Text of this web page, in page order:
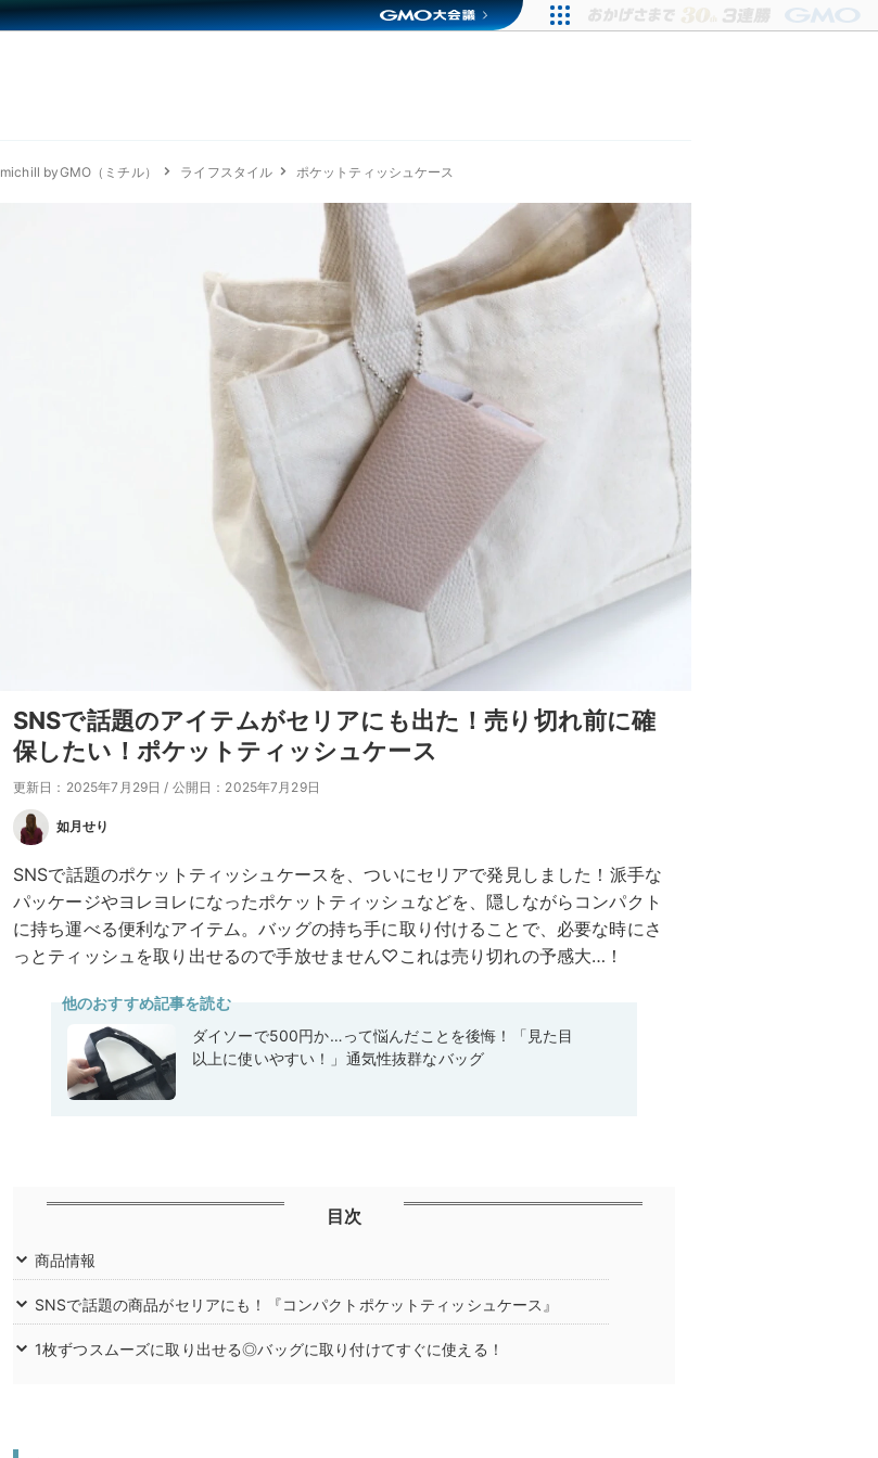
michill byGMO（ミチル） ライフスタイル ポケットティッシュケース
SNSで話題のアイテムがセリアにも出た！売り切れ前に確
保したい！ポケットティッシュケース
更新日：2025年7月29日 / 公開日：2025年7月29日
如月せり
SNSで話題のポケットティッシュケースを、ついにセリアで発見しました！派手な
パッケージやヨレヨレになったポケットティッシュなどを、隠しながらコンパクト
に持ち運べる便利なアイテム。バッグの持ち手に取り付けることで、必要な時にさ
っとティッシュを取り出せるので手放せません♡これは売り切れの予感大…！
他のおすすめ記事を読む
ダイソーで500円か…って悩んだことを後悔！「見た目
以上に使いやすい！」通気性抜群なバッグ
目次
商品情報
SNSで話題の商品がセリアにも！『コンパクトポケットティッシュケース』
1枚ずつスムーズに取り出せる◎バッグに取り付けてすぐに使える！